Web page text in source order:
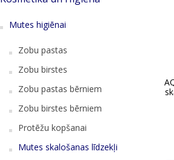
Mutes higiēnai
Zobu pastas
Zobu birstes
Zobu pastas bērniem
Zobu birstes bērniem
Protēžu kopšanai
Mutes skalošanas līdzekļi